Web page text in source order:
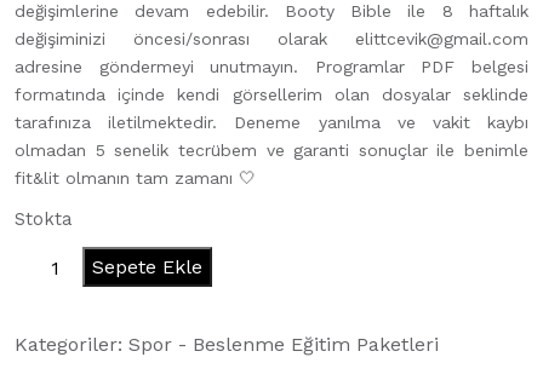
değişimlerine devam edebilir. Booty Bible ile 8 haftalık
değişiminizi öncesi/sonrası olarak elittcevik@gmail.com
adresine göndermeyi unutmayın. Programlar PDF belgesi
formatında içinde kendi görsellerim olan dosyalar seklinde
tarafınıza iletilmektedir. Deneme yanılma ve vakit kaybı
olmadan 5 senelik tecrübem ve garanti sonuçlar ile benimle
fit&lit olmanın tam zamanı 🤍
Stokta
BOOTY
Verme
Sepete Ekle
Kategoriler: Spor - Beslenme Eğitim Paketleri